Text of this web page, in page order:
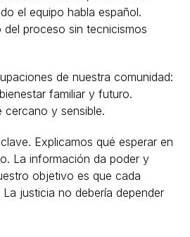
el equipo habla español.
proceso sin tecnicismos
de nuestra comunidad:
familiar y futuro.
cercano y sensible.
Explicamos qué esperar en
La información da poder y
objetivo es que cada
justicia no debería depender